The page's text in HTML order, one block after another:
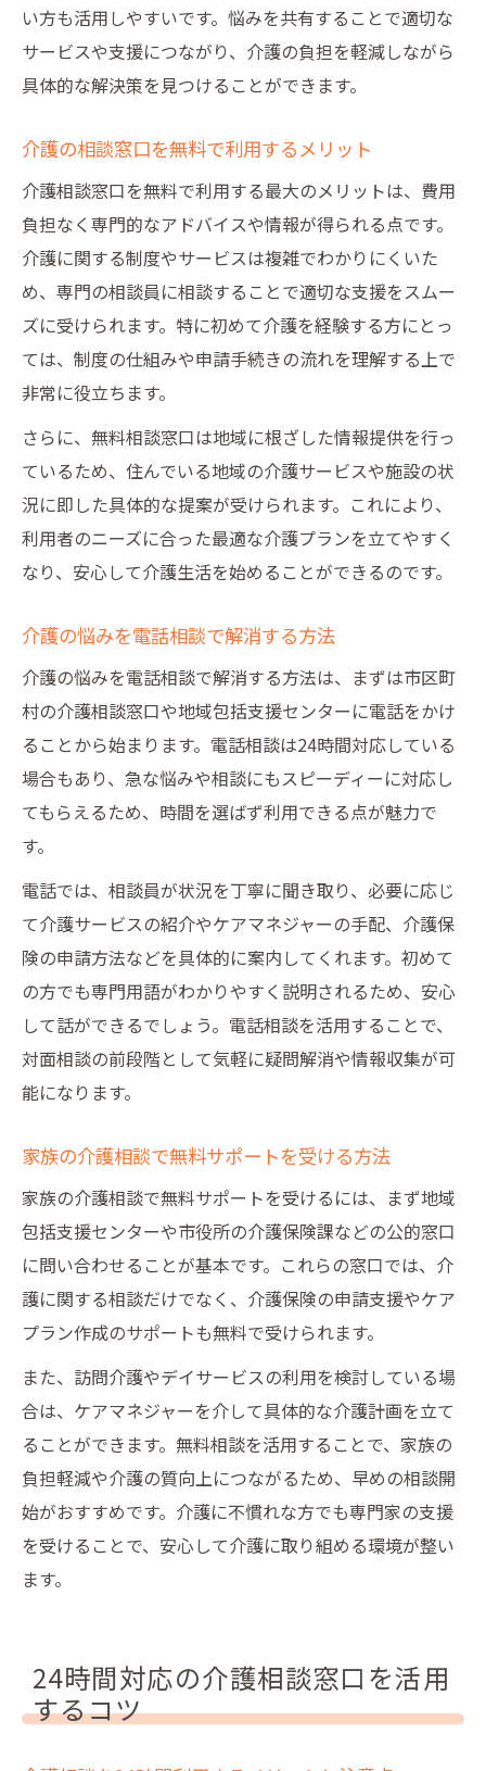
い方も活用しやすいです。悩みを共有することで適切な
サービスや支援につながり、介護の負担を軽減しながら
具体的な解決策を見つけることができます。
介護の相談窓口を無料で利用するメリット
介護相談窓口を無料で利用する最大のメリットは、費用
負担なく専門的なアドバイスや情報が得られる点です。
介護に関する制度やサービスは複雑でわかりにくいた
め、専門の相談員に相談することで適切な支援をスムー
ズに受けられます。特に初めて介護を経験する方にとっ
ては、制度の仕組みや申請手続きの流れを理解する上で
非常に役立ちます。
さらに、無料相談窓口は地域に根ざした情報提供を行っ
ているため、住んでいる地域の介護サービスや施設の状
況に即した具体的な提案が受けられます。これにより、
利用者のニーズに合った最適な介護プランを立てやすく
なり、安心して介護生活を始めることができるのです。
介護の悩みを電話相談で解消する方法
介護の悩みを電話相談で解消する方法は、まずは市区町
村の介護相談窓口や地域包括支援センターに電話をかけ
ることから始まります。電話相談は24時間対応している
場合もあり、急な悩みや相談にもスピーディーに対応し
てもらえるため、時間を選ばず利用できる点が魅力で
す。
電話では、相談員が状況を丁寧に聞き取り、必要に応じ
て介護サービスの紹介やケアマネジャーの手配、介護保
険の申請方法などを具体的に案内してくれます。初めて
の方でも専門用語がわかりやすく説明されるため、安心
して話ができるでしょう。電話相談を活用することで、
対面相談の前段階として気軽に疑問解消や情報収集が可
能になります。
家族の介護相談で無料サポートを受ける方法
家族の介護相談で無料サポートを受けるには、まず地域
包括支援センターや市役所の介護保険課などの公的窓口
に問い合わせることが基本です。これらの窓口では、介
護に関する相談だけでなく、介護保険の申請支援やケア
プラン作成のサポートも無料で受けられます。
また、訪問介護やデイサービスの利用を検討している場
合は、ケアマネジャーを介して具体的な介護計画を立て
ることができます。無料相談を活用することで、家族の
負担軽減や介護の質向上につながるため、早めの相談開
始がおすすめです。介護に不慣れな方でも専門家の支援
を受けることで、安心して介護に取り組める環境が整い
ます。
24時間対応の介護相談窓口を活用
するコツ